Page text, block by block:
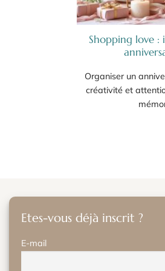
Shopping love :
Organiser un
créativité et
Etes-vous déjà inscrit ?
E-mail